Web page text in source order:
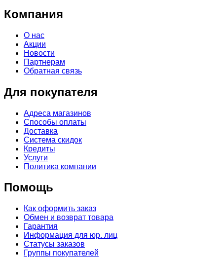
Компания
О нас
Акции
Новости
Партнерам
Обратная связь
Для покупателя
Адреса магазинов
Способы оплаты
Доставка
Система скидок
Кредиты
Услуги
Политика компании
Помощь
Как оформить заказ
Обмен и возврат товара
Гарантия
Информация для юр. лиц
Статусы заказов
Группы покупателей